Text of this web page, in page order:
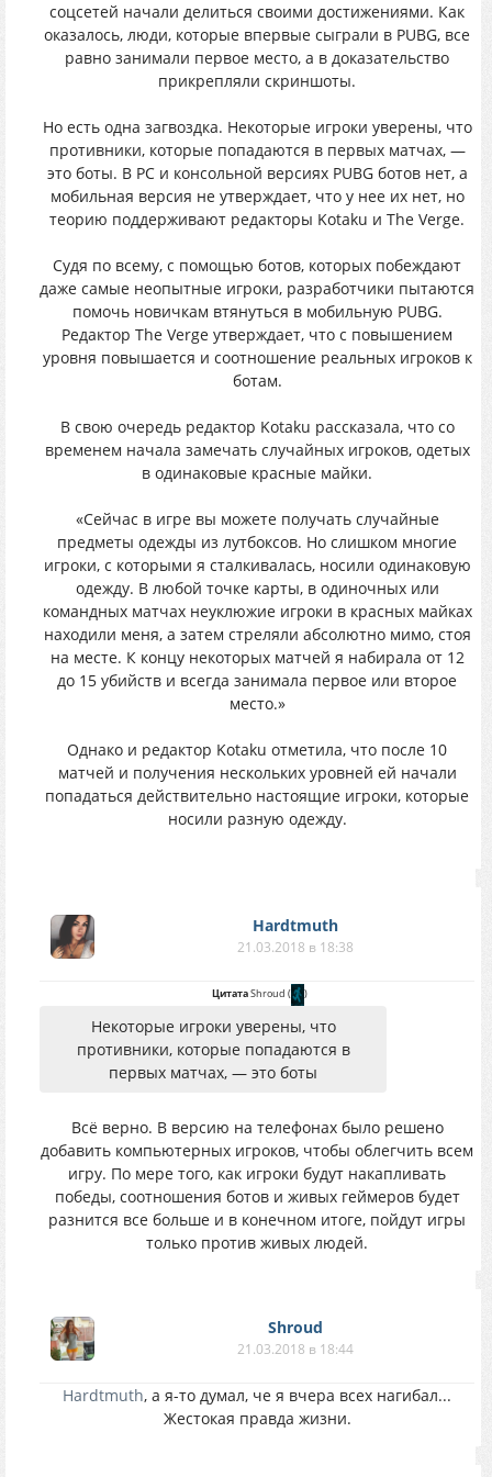
соцсетей начали делиться своими достижениями. Как
оказалось, люди, которые впервые сыграли в PUBG, все
равно занимали первое место, а в доказательство
прикрепляли скриншоты.
Но есть одна загвоздка. Некоторые игроки уверены, что
противники, которые попадаются в первых матчах, —
это боты. В PC и консольной версиях PUBG ботов нет, а
мобильная версия не утверждает, что у нее их нет, но
теорию поддерживают редакторы Kotaku и The Verge.
Судя по всему, с помощью ботов, которых побеждают
даже самые неопытные игроки, разработчики пытаются
помочь новичкам втянуться в мобильную PUBG.
Редактор The Verge утверждает, что с повышением
уровня повышается и соотношение реальных игроков к
ботам.
В свою очередь редактор Kotaku рассказала, что со
временем начала замечать случайных игроков, одетых
в одинаковые красные майки.
«Сейчас в игре вы можете получать случайные
предметы одежды из лутбоксов. Но слишком многие
игроки, с которыми я сталкивалась, носили одинаковую
одежду. В любой точке карты, в одиночных или
командных матчах неуклюжие игроки в красных майках
находили меня, а затем стреляли абсолютно мимо, стоя
на месте. К концу некоторых матчей я набирала от 12
до 15 убийств и всегда занимала первое или второе
место.»
Однако и редактор Kotaku отметила, что после 10
матчей и получения нескольких уровней ей начали
попадаться действительно настоящие игроки, которые
носили разную одежду.
Hardtmuth
21.03.2018 в 18:38
ЦитатаShroud ( )
Некоторые игроки уверены, что
противники, которые попадаются в
первых матчах, — это боты
Всё верно. В версию на телефонах было решено
добавить компьютерных игроков, чтобы облегчить всем
игру. По мере того, как игроки будут накапливать
победы, соотношения ботов и живых геймеров будет
разнится все больше и в конечном итоге, пойдут игры
только против живых людей.
Shroud
21.03.2018 в 18:44
Hardtmuth, а я-то думал, че я вчера всех нагибал...
Жестокая правда жизни.